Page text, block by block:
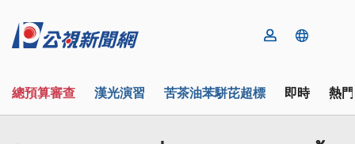
總預算審查 漢光演習 苦茶油苯駢芘超標 即時 熱